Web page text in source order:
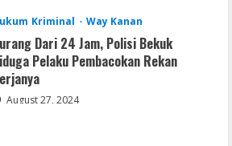
August 7, 2026
Awakening FitGirl Repack +Patch
Kriminal Way Kanan
Dari 24 Jam, Polisi Bekuk
Pelaku Pembacokan Rekan
August 27, 2024